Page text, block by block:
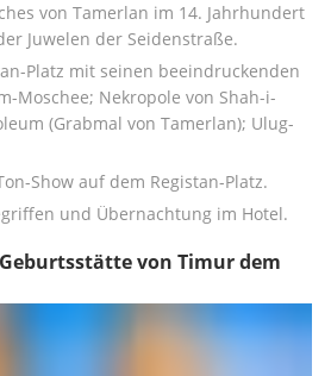
von Tamerlan im 14. Jahrhundert
Juwelen der Seidenstraße.
Platz mit seinen beeindruckenden
Moschee; Nekropole von Shah-i-
(Grabmal von Tamerlan); Ulug-
Show auf dem Registan-Platz.
und Übernachtung im Hotel.
von Timur dem